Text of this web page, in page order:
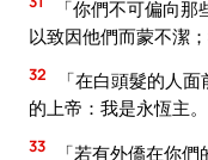
「你們不可偏向那
以致因他們而蒙不潔
32
「在白頭髮的人
的上帝：我是永恆主。
33
「若有外僑在你